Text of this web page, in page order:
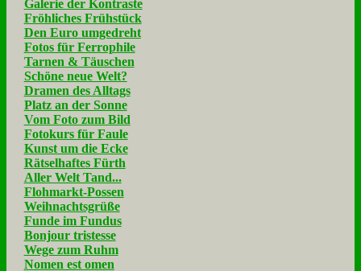
Galerie der Kontraste
Fröhliches Frühstück
Den Euro umgedreht
Fotos für Ferrophile
Tarnen & Täuschen
Schöne neue Welt?
Dramen des Alltags
Platz an der Sonne
Vom Foto zum Bild
Fotokurs für Faule
Kunst um die Ecke
Rätselhaftes Fürth
Aller Welt Tand...
Flohmarkt-Possen
Weihnachtsgrüße
Funde im Fundus
Bonjour tristesse
Wege zum Ruhm
Nomen est omen